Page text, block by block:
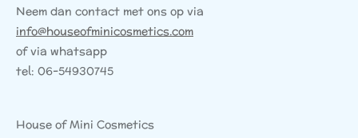
Neem dan contact met ons op via
info@houseofminicosmetics.com
of via whatsapp
tel: 06-54930745
House of Mini Cosmetics